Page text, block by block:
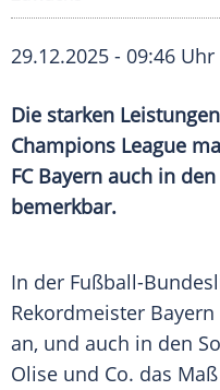
29.12.2025 - 09:46 Uhr
Die starken
Champions League
FC Bayern auch in
bemerkbar.
In der Fußball-
Rekordmeister
an, und auch in den
Olise und Co. das